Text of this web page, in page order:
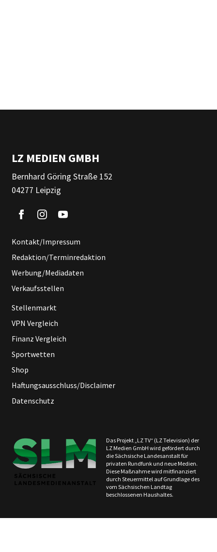
LZ MEDIEN GMBH
Bernhard Göring Straße 152
04277 Leipzig
Kontakt/Impressum
Redaktion/Terminredaktion
Werbung/Mediadaten
Verkaufsstellen
Stellenmarkt
VPN Vergleich
Finanz Vergleich
Sportwetten
Shop
Haftungsausschluss/Disclaimer
Datenschutz
Das Projekt „LZ TV“ (LZ Television) der
LZ Medien GmbH wird gefördert durch
die Sächsische Landesanstalt für
privaten Rundfunk und neue Medien.
Diese Maßnahme wird mitfinanziert
durch Steuermittel auf Grundlage des
vom Sächsischen Landtag
beschlossenen Haushaltes.